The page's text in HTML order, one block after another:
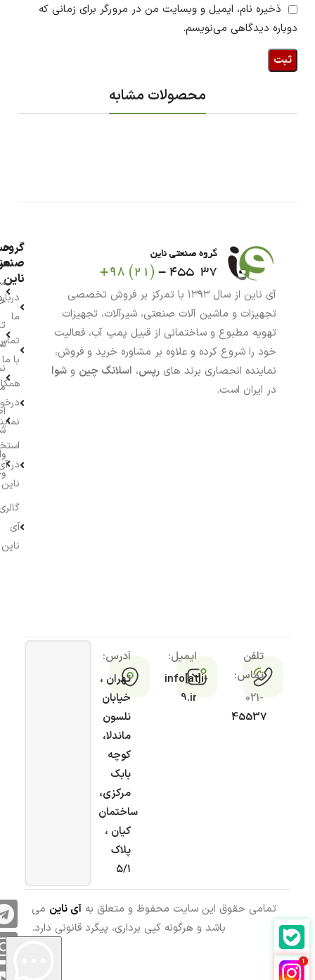
ذخیره نام، ایمیل و وبسایت من در مرورگر برای زمانی که
دوباره دیدگاهی می‌نویسم.
محصولات مشابه
آی ناین از سال ۱۳۹۳ با تمرکز بر فروش تخصصی
تجهیزات و ماشین آلات صنعتی، شیرآلات، تجهیزات
تهویه مطبوع و ساختمانی از قبیل پمپ آب، فعالیت
خود را شروع کرده و علاوه بر مشاوره خرید و فروش،
نماینده انحصاری برند های رپس، اسلانگ چین و شوا
در ایران است.
گروه
ناین
ما
با ما
در
ناین
آی
ناین
تلفن
تماس:
021-
45537
ایمیل:
info[at]i-
9.ir
آدرس:
تهران ،
خیابان
نلسون
ماندلا،
کوچه
بابک
مرکزی،
ساختمان
کیان ،
پلاک
۵/۱
تمامی حقوق این سایت محفوظ و متعلق به آی ناین می
باشد و هرگونه کپی برداری، پیگرد قانونی دارد.